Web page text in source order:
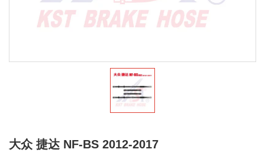
大众 捷达 NF-BS 2012-2017